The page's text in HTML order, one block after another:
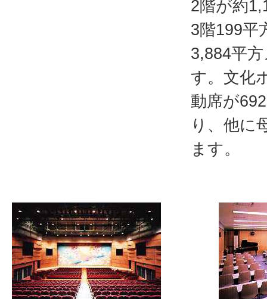
2階が約
3階199平
3,884平
す。文化
動席が
り、他に
ます。